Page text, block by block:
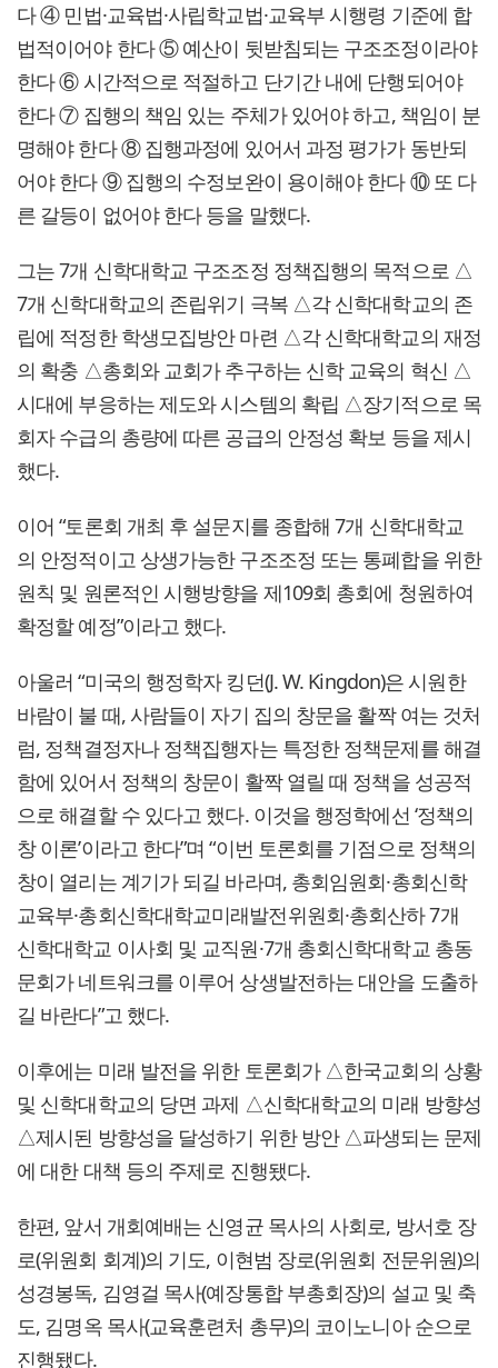
다 ④ 민법·교육법·사립학교법·교육부 시행령 기준에 합
법적이어야 한다 ⑤ 예산이 뒷받침되는 구조조정이라야
한다 ⑥ 시간적으로 적절하고 단기간 내에 단행되어야
한다 ⑦ 집행의 책임 있는 주체가 있어야 하고, 책임이 분
명해야 한다 ⑧ 집행과정에 있어서 과정 평가가 동반되
어야 한다 ⑨ 집행의 수정보완이 용이해야 한다 ⑩ 또 다
른 갈등이 없어야 한다 등을 말했다.
그는 7개 신학대학교 구조조정 정책집행의 목적으로 △
7개 신학대학교의 존립위기 극복 △각 신학대학교의 존
립에 적정한 학생모집방안 마련 △각 신학대학교의 재정
의 확충 △총회와 교회가 추구하는 신학 교육의 혁신 △
시대에 부응하는 제도와 시스템의 확립 △장기적으로 목
회자 수급의 총량에 따른 공급의 안정성 확보 등을 제시
했다.
이어 “토론회 개최 후 설문지를 종합해 7개 신학대학교
의 안정적이고 상생가능한 구조조정 또는 통폐합을 위한
원칙 및 원론적인 시행방향을 제109회 총회에 청원하여
확정할 예정”이라고 했다.
아울러 “미국의 행정학자 킹던(J. W. Kingdon)은 시원한
바람이 불 때, 사람들이 자기 집의 창문을 활짝 여는 것처
럼, 정책결정자나 정책집행자는 특정한 정책문제를 해결
함에 있어서 정책의 창문이 활짝 열릴 때 정책을 성공적
으로 해결할 수 있다고 했다. 이것을 행정학에선 ‘정책의
창 이론’이라고 한다”며 “이번 토론회를 기점으로 정책의
창이 열리는 계기가 되길 바라며, 총회임원회·총회신학
교육부·총회신학대학교미래발전위원회·총회산하 7개
신학대학교 이사회 및 교직원·7개 총회신학대학교 총동
문회가 네트워크를 이루어 상생발전하는 대안을 도출하
길 바란다”고 했다.
이후에는 미래 발전을 위한 토론회가 △한국교회의 상황
및 신학대학교의 당면 과제 △신학대학교의 미래 방향성
△제시된 방향성을 달성하기 위한 방안 △파생되는 문제
에 대한 대책 등의 주제로 진행됐다.
한편, 앞서 개회예배는 신영균 목사의 사회로, 방서호 장
로(위원회 회계)의 기도, 이현범 장로(위원회 전문위원)의
성경봉독, 김영걸 목사(예장통합 부총회장)의 설교 및 축
도, 김명옥 목사(교육훈련처 총무)의 코이노니아 순으로
진행됐다.